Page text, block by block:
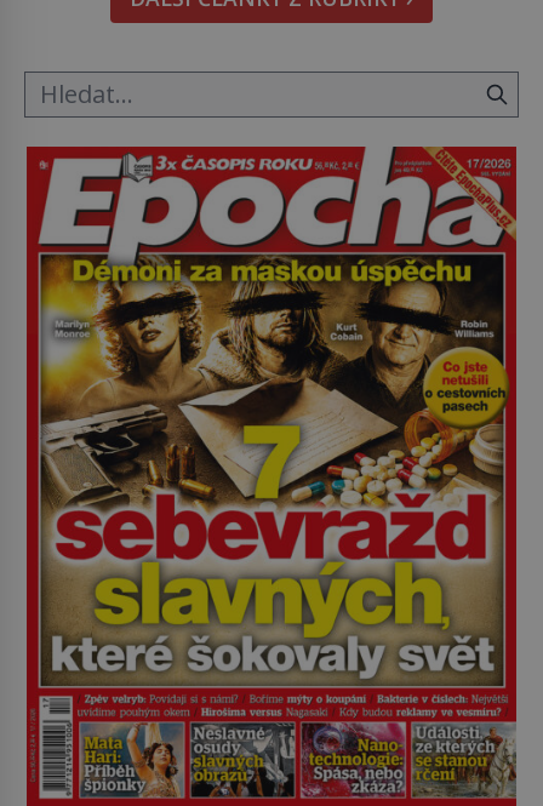
mravenčí prací zkoumají archivní snímky v rámci